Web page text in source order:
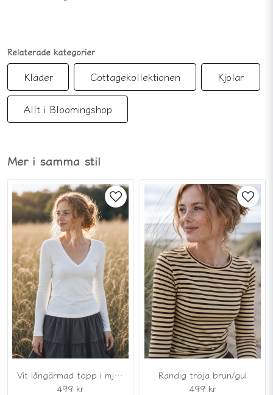
Mer i samma stil
Vit långärmad topp i mjuk bomullsmix
499 kr
Randig tröja brun/gul
499 kr
Relaterade kategorier
Kläder Cottagekollektionen Kjolar
Allt i Bloomingshop